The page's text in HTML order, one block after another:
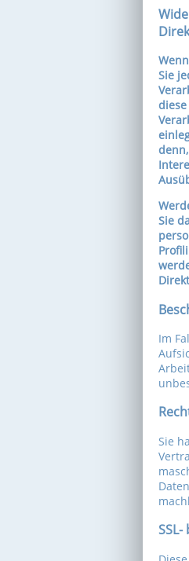
Sie
Sie
Im
Sie